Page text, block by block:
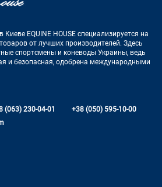
EQUINE HOUSE специализируется на
от лучших производителей. Здесь
спортсмены и коневоды Украины, ведь
и безопасная, одобрена международными
(063) 230-04-01
+38 (050) 595-10-00